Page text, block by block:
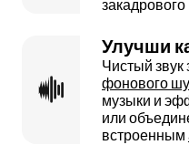
закадрового
Улучши
Чистый звук
фонового
музыки и
или
встроенным